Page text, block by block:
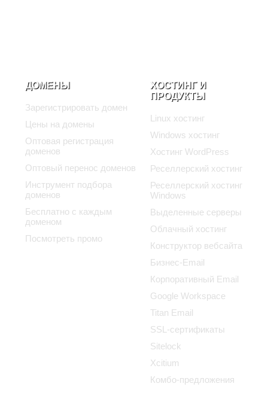
ДОМЕНЫ
Зарегистрировать домен
Цены на домены
Оптовая регистрация
доменов
Оптовый перенос доменов
Инструмент подбора
доменов
Бесплатно с каждым
доменом
Посмотреть промо
ХОСТИНГ И
ПРОДУКТЫ
Linux хостинг
Windows хостинг
Хостинг WordPress
Реселлерский хостинг
Реселлерский хостинг
Windows
Выделенные серверы
Облачный хостинг
Конструктор вебсайта
Бизнес-Email
Корпоративный Email
Google Workspace
Titan Email
SSL-сертификаты
Sitelock
Xcitium
Комбо-предложения